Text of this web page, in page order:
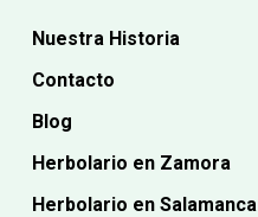
Nuestra Historia
Contacto
Blog
Herbolario en Zamora
Herbolario en Salamanca